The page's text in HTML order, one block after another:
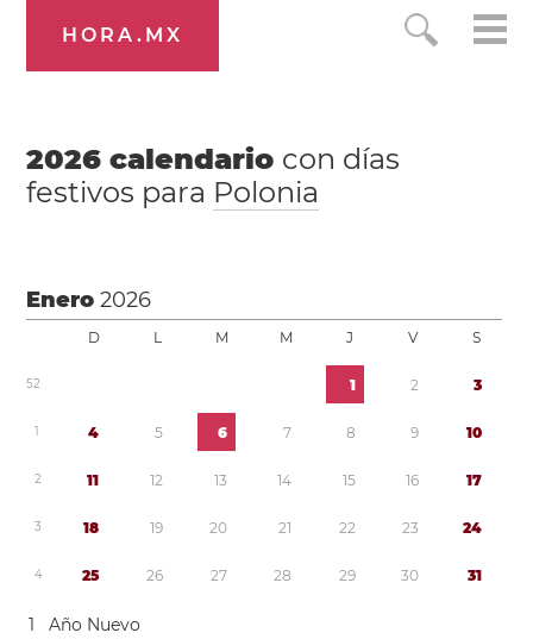
HORA.MX
2026 calendario con días
festivos para Polonia
Enero2026
D L M M J V S
52 1 2 3
1 4 5 6 7 8 9 10
2 11 12 13 14 15 16 17
3 18 19 20 21 22 23 24
4 25 26 27 28 29 30 31
1
Año Nuevo